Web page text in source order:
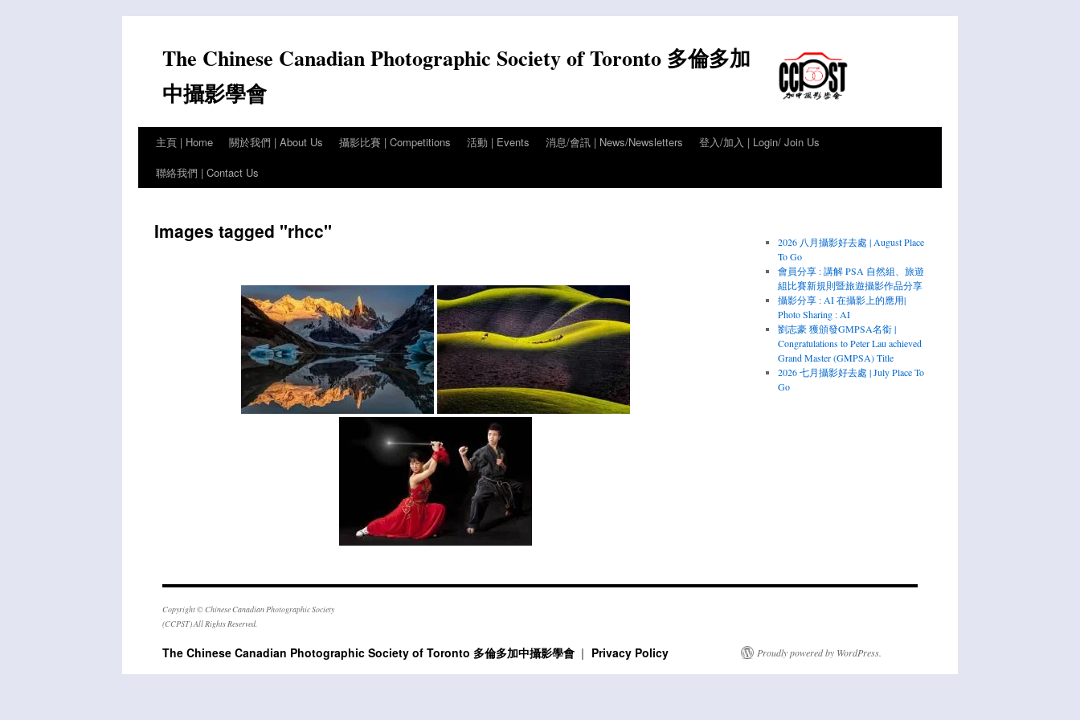
contentThe Chinese Canadian Photographic Society of Toronto 多倫多加
中攝影學會
主頁 | Home 關於我們 | About Us 攝影比賽 | Competitions 活動 | Events 消息/會訊 | News/Newsletters
登入/加入 | Login/ Join Us
聯絡我們 | Contact Us
Images tagged "rhcc"
2026 八月攝影好去處 | August Place
To Go
會員分享 : 講解 PSA 自然組、旅遊
組比賽新規則暨旅遊攝影作品分享
攝影分享 : AI 在攝影上的應用|
Photo Sharing : AI
劉志豪 獲頒發GMPSA名銜 |
Congratulations to Peter Lau achieved
Grand Master (GMPSA) Title
2026 七月攝影好去處 | July Place To
Go
Copyright © Chinese Canadian Photographic Society
(CCPST) All Rights Reserved.
The Chinese Canadian Photographic Society of Toronto 多倫多加中攝影學會 Privacy Policy Proudly powered by WordPress.